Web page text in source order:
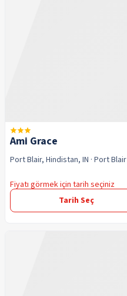
Ami Grace
Port Blair, Hindistan, IN · Port Blair
Fiyatı görmek için tarih seçiniz
Tarih Seç